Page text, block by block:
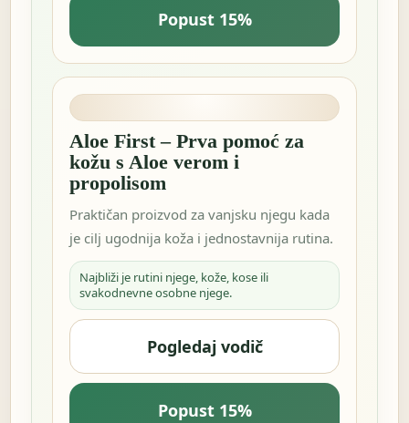
Popust 15%
Aloe First – Prva pomoć za
kožu s Aloe verom i
propolisom
Praktičan proizvod za vanjsku njegu kada
je cilj ugodnija koža i jednostavnija rutina.
Najbliži je rutini njege, kože, kose ili
svakodnevne osobne njege.
Pogledaj vodič
Popust 15%